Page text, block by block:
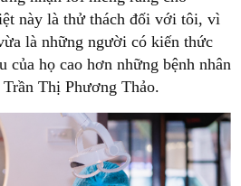
này là thử thách đối với tôi, vì
là những người có kiến thức
của họ cao hơn những bệnh nhân
Thị Phương Thảo.